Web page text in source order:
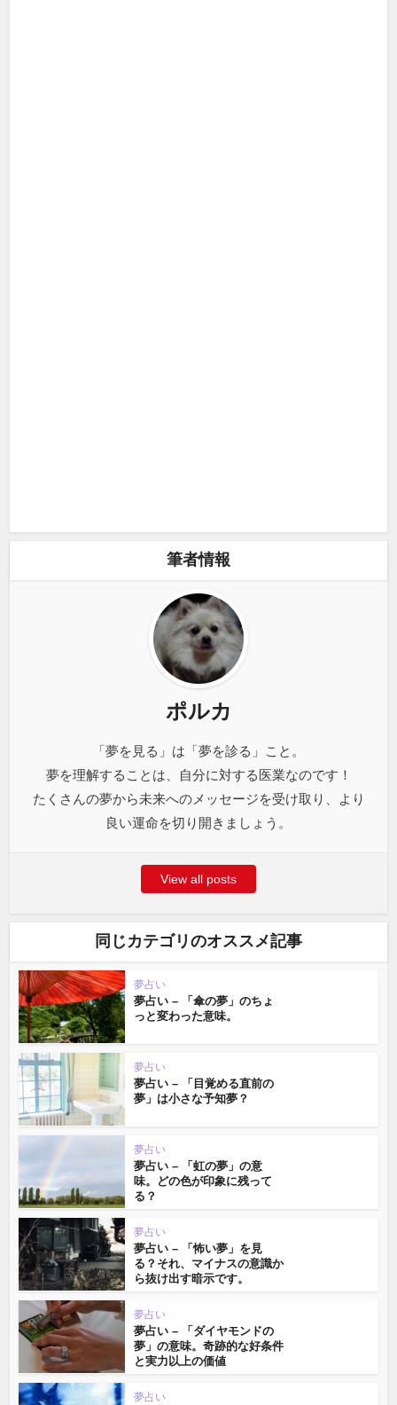
筆者情報
ポルカ
「夢を見る」は「夢を診る」こと。
夢を理解することは、自分に対する医業なのです！
たくさんの夢から未来へのメッセージを受け取り、より
良い運命を切り開きましょう。
View all posts
同じカテゴリのオススメ記事
夢占い
夢占い – 「傘の夢」のちょ
っと変わった意味。
夢占い
夢占い – 「目覚める直前の
夢」は小さな予知夢？
夢占い
夢占い – 「虹の夢」の意
味。どの色が印象に残って
る？
夢占い
夢占い – 「怖い夢」を見
る？それ、マイナスの意識か
ら抜け出す暗示です。
夢占い
夢占い – 「ダイヤモンドの
夢」の意味。奇跡的な好条件
と実力以上の価値
夢占い